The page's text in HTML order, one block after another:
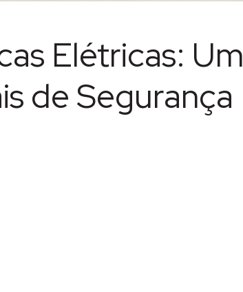
Elétricas: Um
de Segurança